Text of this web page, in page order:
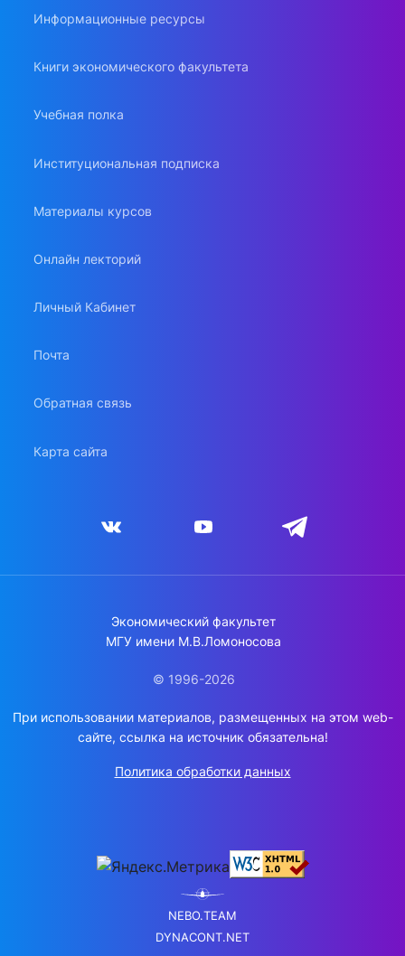
Информационные ресурсы
Книги экономического факультета
Учебная полка
Институциональная подписка
Материалы курсов
Онлайн лекторий
Личный Кабинет
Почта
Обратная связь
Карта сайта
Экономический факультет
МГУ имени М.В.Ломоносова
© 1996-2026
При использовании материалов, размещенных на этом web-
сайте, ссылка на источник обязательна!
Политика обработки данных
NEBO.TEAM
DYNACONT.NET